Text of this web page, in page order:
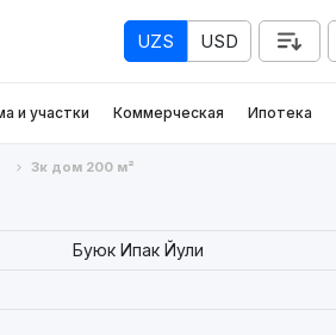
UZS USD
и участки Коммерческая Ипотека
3к дом 200 м²
Буюк Ипак Йули